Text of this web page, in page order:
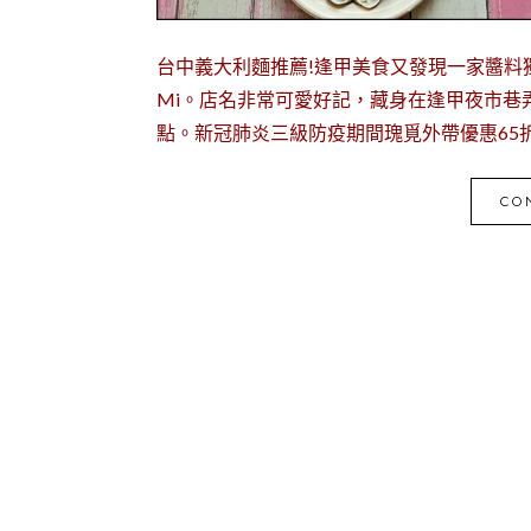
台中義大利麵推薦!逢甲美食又發現一家醬
Mi。店名非常可愛好記，藏身在逢甲夜市
點。新冠肺炎三級防疫期間瑰覓外帶優惠